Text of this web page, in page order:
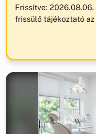
Frissítve:
frissülő tájékoztató